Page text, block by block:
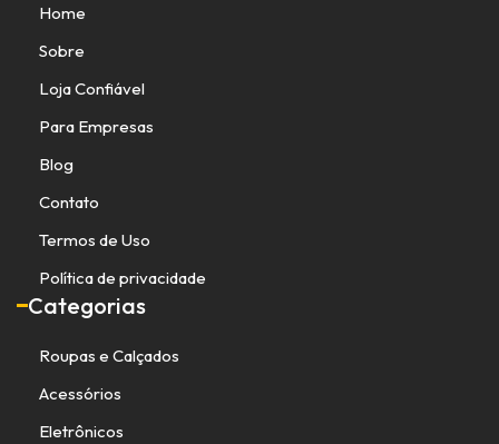
Home
Sobre
Loja Confiável
Para Empresas
Blog
Contato
Termos de Uso
Política de privacidade
Categorias
Roupas e Calçados
Acessórios
Eletrônicos